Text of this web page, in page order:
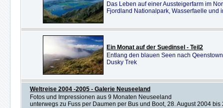
Das Leben auf einer Aussteigerfarm im
Fjordland Nationalpark, Wasserfaelle und
Ein Monat auf der Suedinsel - Teil2
Entlang den blauen Seen nach
Dusky Trek
Weltreise 2004 -2005 - Galerie Neuseeland
Fotos und Impressionen aus 9 Monaten Neuseeland
unterwegs zu Fuss per Daumen per Bus und Boot, 28. August 2004 bis